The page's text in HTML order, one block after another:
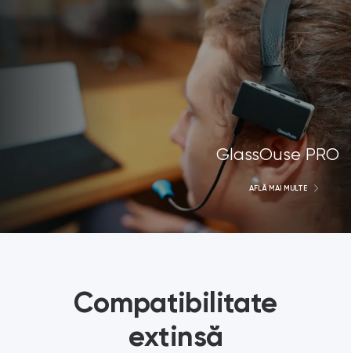
GlassOuse PRO
AFLĂ MAI MULTE
Compatibilitate
extinsă